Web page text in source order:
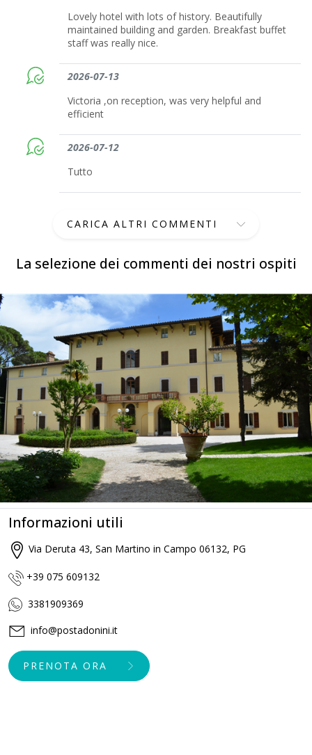
La selezione dei commenti dei nostri ospiti
Lovely hotel with lots of history. Beautifully
maintained building and garden. Breakfast buffet
staff was really nice.
2026-07-13
Victoria ,on reception, was very helpful and
efficient
2026-07-12
Tutto
CARICA ALTRI COMMENTI
Informazioni utili
Via Deruta 43, San Martino in Campo 06132, PG
+39 075 609132
3381909369
info@postadonini.it
PRENOTA ORA